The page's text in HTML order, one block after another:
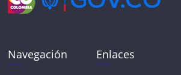
Navegación Enlaces